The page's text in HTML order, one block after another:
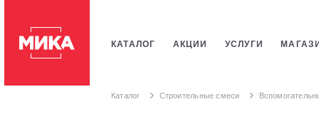
КАТАЛОГ АКЦИИ УСЛУГИ
Каталог Строительные смеси